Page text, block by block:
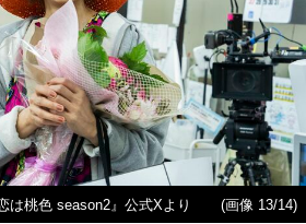
は桃色 season2』公式Xより (画像 13/14)